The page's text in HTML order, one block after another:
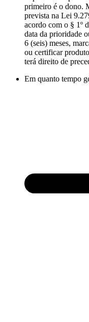
primeiro é o dono.
prevista na Lei
acordo com o § 1º
data da prioridade
6 (seis) meses,
ou certificar
terá direito de
Em quanto tempo